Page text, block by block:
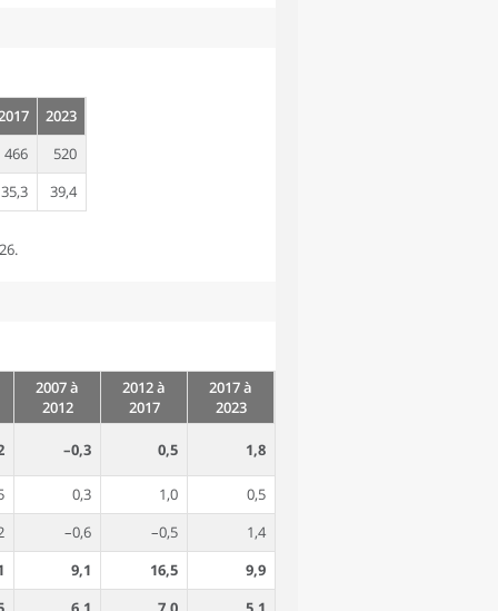
2023
466
520
35,3
39,4
2007 à
2012
2012 à
2017
2017 à
2023
–0,3 0,5 1,8
0,3 1,0
0,5
–0,6 –0,5
1,4
9,1 16,5
9,9